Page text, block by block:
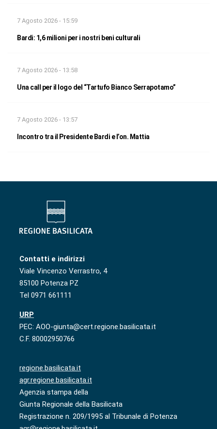
7 Agosto 2026 - 15:59
Bardi: 1,6 milioni per i nostri beni culturali
7 Agosto 2026 - 13:58
Una call per il logo del “Tartufo Bianco Serrapotamo”
7 Agosto 2026 - 13:57
Incontro tra il Presidente Bardi e l’on. Mattia
Contatti e indirizzi
Viale Vincenzo Verrastro, 4
85100 Potenza PZ
Tel 0971 661111
URP
PEC: AOO-giunta@cert.regione.basilicata.it
C.F. 80002950766
regione.basilicata.it
agr.regione.basilicata.it
Agenzia stampa della
Giunta Regionale della Basilicata
Registrazione n. 209/1995 al Tribunale di Potenza